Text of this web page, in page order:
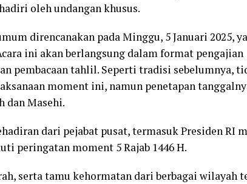
oleh undangan khusus.
direncanakan pada Minggu, 5 Januari 2025,
ini akan berlangsung dalam format pengajian
pembacaan tahlil. Seperti tradisi sebelumnya,
moment ini, namun penetapan
dan Masehi.
dari pejabat pusat, termasuk Presiden RI
peringatan moment 5 Rajab 1446 H.
serta tamu kehormatan dari berbagai wilayah